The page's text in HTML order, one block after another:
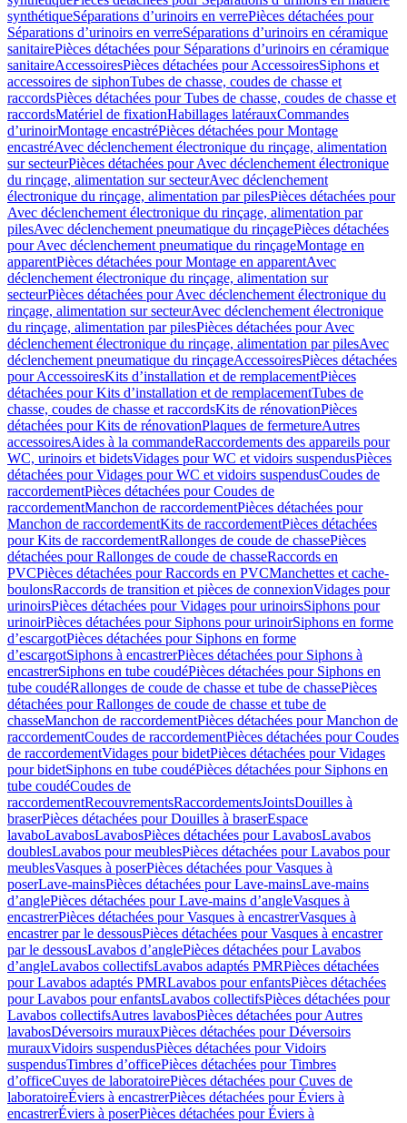
synthétiqueSéparations d’urinoirs en verrePièces détachées pour
Séparations d’urinoirs en verreSéparations d’urinoirs en céramique
sanitairePièces détachées pour Séparations d’urinoirs en céramique
sanitaireAccessoiresPièces détachées pour AccessoiresSiphons et
accessoires de siphonTubes de chasse, coudes de chasse et
raccordsPièces détachées pour Tubes de chasse, coudes de chasse et
raccordsMatériel de fixationHabillages latérauxCommandes
dʼurinoirMontage encastréPièces détachées pour Montage
encastréAvec déclenchement électronique du rinçage, alimentation
sur secteurPièces détachées pour Avec déclenchement électronique
du rinçage, alimentation sur secteurAvec déclenchement
électronique du rinçage, alimentation par pilesPièces détachées pour
Avec déclenchement électronique du rinçage, alimentation par
pilesAvec déclenchement pneumatique du rinçagePièces détachées
pour Avec déclenchement pneumatique du rinçageMontage en
apparentPièces détachées pour Montage en apparentAvec
déclenchement électronique du rinçage, alimentation sur
secteurPièces détachées pour Avec déclenchement électronique du
rinçage, alimentation sur secteurAvec déclenchement électronique
du rinçage, alimentation par pilesPièces détachées pour Avec
déclenchement électronique du rinçage, alimentation par pilesAvec
déclenchement pneumatique du rinçageAccessoiresPièces détachées
pour AccessoiresKits d’installation et de remplacementPièces
détachées pour Kits d’installation et de remplacementTubes de
chasse, coudes de chasse et raccordsKits de rénovationPièces
détachées pour Kits de rénovationPlaques de fermetureAutres
accessoiresAides à la commandeRaccordements des appareils pour
WC, urinoirs et bidetsVidages pour WC et vidoirs suspendusPièces
détachées pour Vidages pour WC et vidoirs suspendusCoudes de
raccordementPièces détachées pour Coudes de
raccordementManchon de raccordementPièces détachées pour
Manchon de raccordementKits de raccordementPièces détachées
pour Kits de raccordementRallonges de coude de chassePièces
détachées pour Rallonges de coude de chasseRaccords en
PVCPièces détachées pour Raccords en PVCManchettes et cache-
boulonsRaccords de transition et pièces de connexionVidages pour
urinoirsPièces détachées pour Vidages pour urinoirsSiphons pour
urinoirPièces détachées pour Siphons pour urinoirSiphons en forme
d’escargotPièces détachées pour Siphons en forme
d’escargotSiphons à encastrerPièces détachées pour Siphons à
encastrerSiphons en tube coudéPièces détachées pour Siphons en
tube coudéRallonges de coude de chasse et tube de chassePièces
détachées pour Rallonges de coude de chasse et tube de
chasseManchon de raccordementPièces détachées pour Manchon de
raccordementCoudes de raccordementPièces détachées pour Coudes
de raccordementVidages pour bidetPièces détachées pour Vidages
pour bidetSiphons en tube coudéPièces détachées pour Siphons en
tube coudéCoudes de
raccordementRecouvrementsRaccordementsJointsDouilles à
braserPièces détachées pour Douilles à braserEspace
lavaboLavabosLavabosPièces détachées pour LavabosLavabos
doublesLavabos pour meublesPièces détachées pour Lavabos pour
meublesVasques à poserPièces détachées pour Vasques à
poserLave-mainsPièces détachées pour Lave-mainsLave-mains
d’anglePièces détachées pour Lave-mains d’angleVasques à
encastrerPièces détachées pour Vasques à encastrerVasques à
encastrer par le dessousPièces détachées pour Vasques à encastrer
par le dessousLavabos d’anglePièces détachées pour Lavabos
d’angleLavabos collectifsLavabos adaptés PMRPièces détachées
pour Lavabos adaptés PMRLavabos pour enfantsPièces détachées
pour Lavabos pour enfantsLavabos collectifsPièces détachées pour
Lavabos collectifsAutres lavabosPièces détachées pour Autres
lavabosDéversoirs murauxPièces détachées pour Déversoirs
murauxVidoirs suspendusPièces détachées pour Vidoirs
suspendusTimbres dʼofficePièces détachées pour Timbres
dʼofficeCuves de laboratoirePièces détachées pour Cuves de
laboratoireÉviers à encastrerPièces détachées pour Éviers à
encastrerÉviers à poserPièces détachées pour Éviers à